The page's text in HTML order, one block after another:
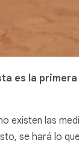
es la
existen las
se hará lo